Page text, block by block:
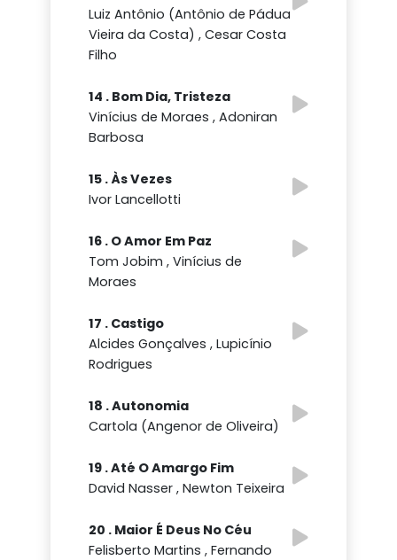
Luiz Antônio (Antônio de Pádua
Vieira da Costa) , Cesar Costa
Filho
14 . Bom Dia, Tristeza
Vinícius de Moraes , Adoniran
Barbosa
15 . Às Vezes
Ivor Lancellotti
16 . O Amor Em Paz
Tom Jobim , Vinícius de
Moraes
17 . Castigo
Alcides Gonçalves , Lupicínio
Rodrigues
18 . Autonomia
Cartola (Angenor de Oliveira)
19 . Até O Amargo Fim
David Nasser , Newton Teixeira
20 . Maior É Deus No Céu
Felisberto Martins , Fernando